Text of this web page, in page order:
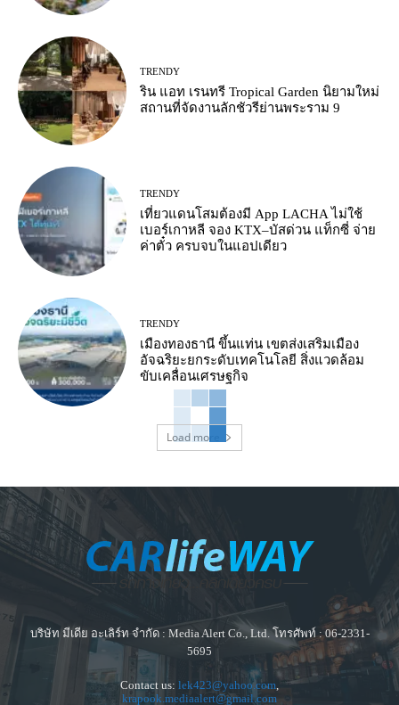
TRENDY
ริน แอท เรนทรี Tropical Garden นิยามใหม่
สถานที่จัดงานลักชัวรีย่านพระราม 9
TRENDY
เที่ยวแดนโสมต้องมี App LACHA ไม่ใช้
เบอร์เกาหลี จอง KTX–บัสด่วน แท็กซี่ จ่าย
ค่าตั๋ว ครบจบในแอปเดียว
TRENDY
เมืองทองธานี ขึ้นแท่น เขตส่งเสริมเมือง
อัจฉริยะยกระดับเทคโนโลยี สิ่งแวดล้อม
ขับเคลื่อนเศรษฐกิจ
Load more
บริษัท มีเดีย อะเลิร์ท จำกัด : Media Alert Co., Ltd. โทรศัพท์ : 06-2331-
5695
Contact us: lek423@yahoo.com,
krapook.mediaalert@gmail.com